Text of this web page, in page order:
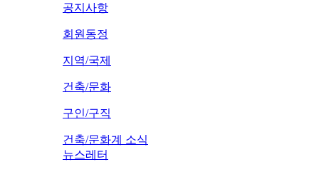
공지사항
회원동정
지역/국제
건축/문화
구인/구직
건축/문화계 소식
뉴스레터